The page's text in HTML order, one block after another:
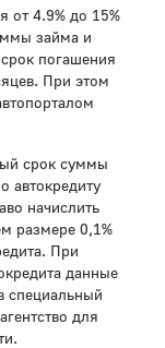
от 4.9% до 15%
займа и
погашения
При этом
срок суммы
автокредиту
начислить
размере 0,1%
При
данные
специальный
для